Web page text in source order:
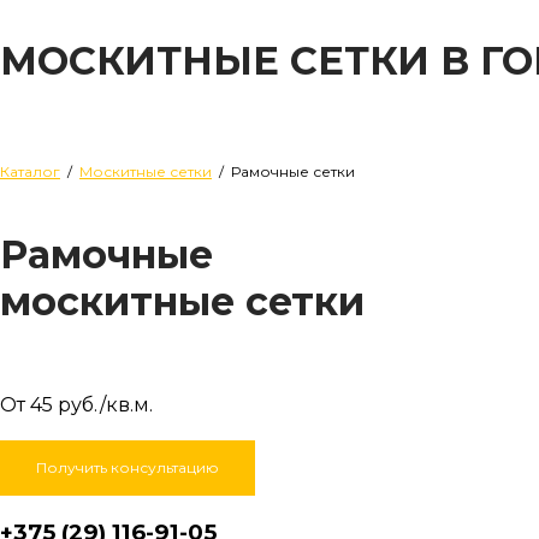
МОСКИТНЫЕ СЕТКИ В
Каталог / Москитные сетки / Рамочные сетки
Рамочные
москитные сетки
От 45 руб./кв.м.
Получить консультацию
+375 (29) 116-91-05